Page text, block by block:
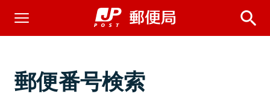
郵便番号検索